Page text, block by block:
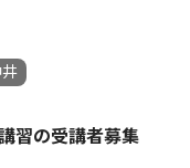
の受講者募集